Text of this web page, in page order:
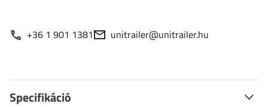
+36 1 901 1381 unitrailer@unitrailer.hu
Specifikáció